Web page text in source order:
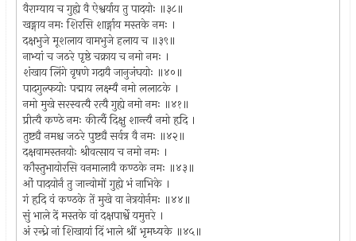
वैराग्याय च गुह्ये वै ऐश्वर्याय तु पादयोः ॥३८॥
खङ्गाय नमः शिरसि शार्ङ्गाय मस्तके नमः ।
दक्षभुजे मूशलाय वामभुजे हलाय च ॥३९॥
नाभ्यां च जठरे पृष्ठे चक्राय च नमो नमः ।
शंखाय लिंगे वृषणे गदायै जानुजंघयोः ॥४०॥
पादगुल्फयोः पद्माय लक्ष्म्यै नमो ललाटके ।
नमो मुखे सरस्वत्यै रत्यै गुह्ये नमो नमः ॥४१॥
प्रीत्यै कण्ठे नमः कीर्त्यै दिक्षु शान्त्यै नमो हृदि ।
तुष्ट्यै नमश्च जठरे पुष्ट्यै सर्वत्र वै नमः ॥४२॥
दक्षवामस्तनयोः श्रीवत्साय च नमो नमः ।
कौस्तुभायोरसि वनमालायै कण्ठके नमः ॥४३॥
ओं पादयोर्नं तु जान्वोमों गुह्ये भं नाभिके ।
गं हृदि वं कण्ठके तें मुखे वा नेत्रयोर्नमः ॥४४॥
सुं भाले दें मस्तके वां दक्षपार्श्वे यमुत्तरे ।
अं रन्ध्रे नां शिखायां दिं भाले श्रीं भृमध्यके ॥४५॥